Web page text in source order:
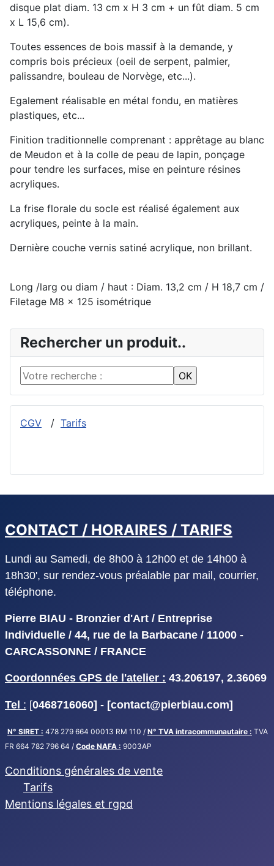
Rechercher un produit..
CGV / Tarifs
disque plat diam. 13 cm x H 3 cm + un fût diam. 5 cm
x L 15,6 cm).
Toutes essences de bois massif à la demande, y
compris bois précieux (oeil de serpent, palmier,
palissandre, bouleau de Norvège, etc...).
Egalement réalisable en métal fondu, en matières
plastiques, etc...
Finition traditionnelle comprenant : apprêtage au blanc
de Meudon et à la colle de peau de lapin, ponçage
pour tendre les surfaces, mise en peinture résines
acryliques.
La frise florale du socle est réalisé également aux
acryliques, peinte à la main.
Dernière couche vernis satiné acrylique, non brillant.
Long /larg ou diam / haut : Diam. 13,2 cm / H 18,7 cm /
Filetage M8 x 125 isométrique
CONTACT / HORAIRES / TARIFS
Lundi au Samedi, de 8h00 à 12h00 et de 14h00 à
18h30', sur rendez-vous préalable par mail, courrier,
téléphone.
Pierre BIAU - Bronzier d'Art / Entreprise
Individuelle / 44, rue de la Barbacane / 11000 -
CARCASSONNE / FRANCE
Coordonnées GPS de l'atelier : 43.206197, 2.36069
Tel : [0468716060] - [contact@pierbiau.com]
N° SIRET : 478 279 664 00013 RM 110 / N° TVA intracommunautaire : TVA
FR 664 782 796 64 / Code NAFA : 9003AP
Conditions générales de vente
Tarifs
Mentions légales et rgpd